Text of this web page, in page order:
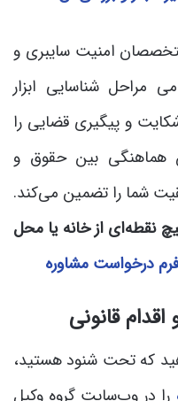
امنیت سایبری و
مراحل شناسایی ابزار
و پیگیری قضایی را
هماهنگی بین حقوق و
شما را تضمین می‌کند.
نقطه‌ای از خانه یا محل
درخواست مشاوره
قانونی
که تحت شنود هستید،
را در وب‌سایت گروه وکیل